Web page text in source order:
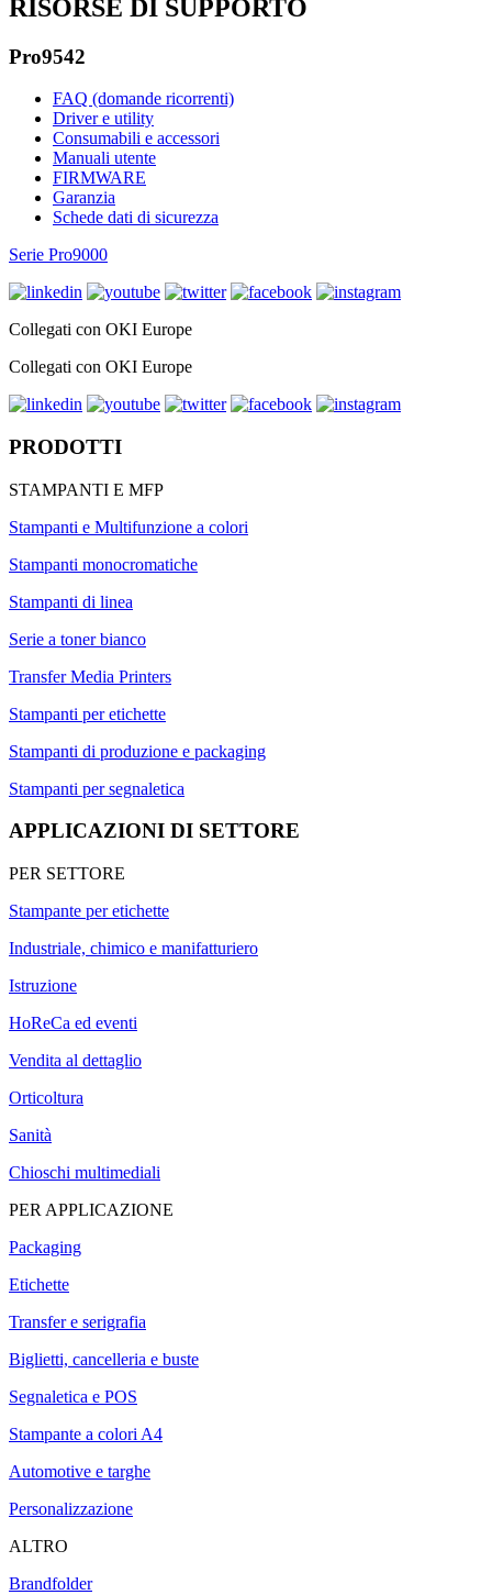
RISORSE DI SUPPORTO
Pro9542
FAQ (domande ricorrenti)
Driver e utility
Consumabili e accessori
Manuali utente
FIRMWARE
Garanzia
Schede dati di sicurezza
Serie Pro9000
Collegati con OKI Europe
Collegati con OKI Europe
PRODOTTI
STAMPANTI E MFP
Stampanti e Multifunzione a colori
Stampanti monocromatiche
Stampanti di linea
Serie a toner bianco
Transfer Media Printers
Stampanti per etichette
Stampanti di produzione e packaging
Stampanti per segnaletica
APPLICAZIONI DI SETTORE
PER SETTORE
Stampante per etichette
Industriale, chimico e manifatturiero
Istruzione
HoReCa ed eventi
Vendita al dettaglio
Orticoltura
Sanità
Chioschi multimediali
PER APPLICAZIONE
Packaging
Etichette
Transfer e serigrafia
Biglietti, cancelleria e buste
Segnaletica e POS
Stampante a colori A4
Automotive e targhe
Personalizzazione
ALTRO
Brandfolder